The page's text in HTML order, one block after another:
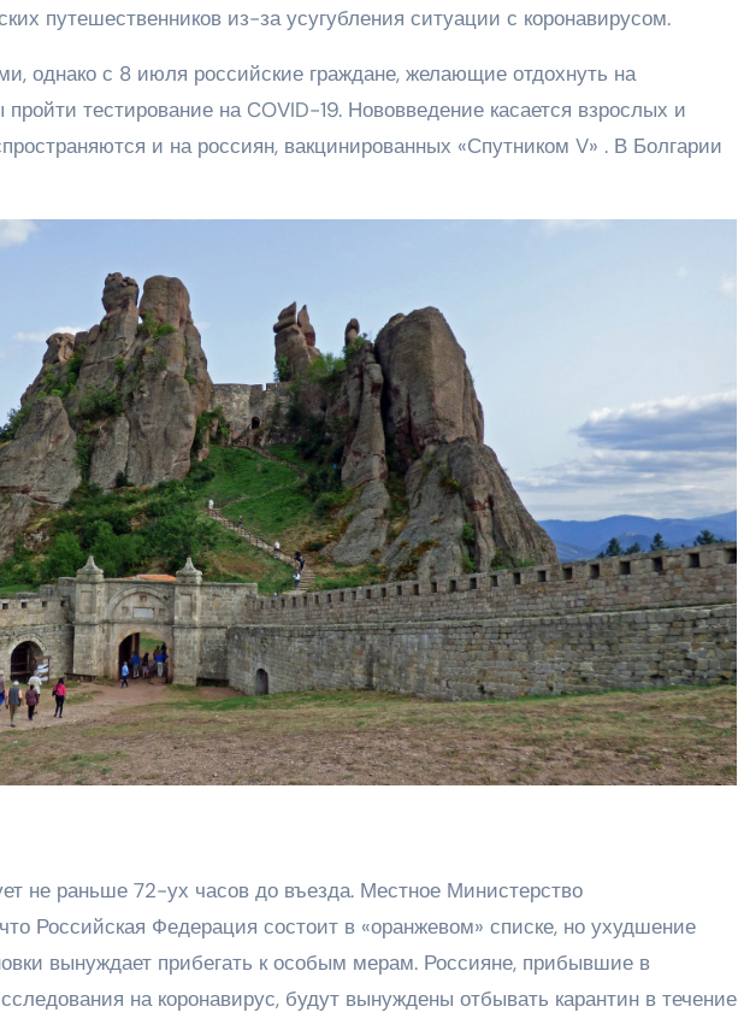
путешественников из-за усугубления ситуации с коронавирусом.
однако с 8 июля российские граждане, желающие отдохнуть на
пройти тестирование на COVID-19. Нововведение касается взрослых и
и на россиян, вакцинированных «Спутником V» . В Болгарии
не раньше 72-ух часов до въезда. Местное Министерство
Российская Федерация состоит в «оранжевом» списке, но ухудшение
вынуждает прибегать к особым мерам. Россияне, прибывшие в
на коронавирус, будут вынуждены отбывать карантин в течение